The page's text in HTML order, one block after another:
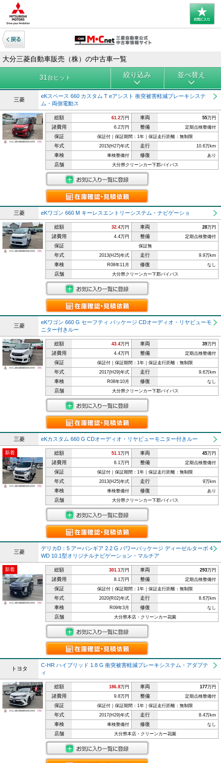
大分三菱自動車販売（株）の中古車一覧
31 台ヒット 絞り込み 並べ替え
三菱
eKスペース 660 カスタム T eアシスト 衝突被害軽減ブレーキシステ
ム・両側電動ス
総額 61.2万円 車両 55万円
諸費用 6.2万円 整備 定期点検整備付
保証 保証付｜保証期間：1年｜保証走行距離：無制限
年式 2015(H27)年式 走行 10.6万km
車検 車検整備付 修復 あり
店舗 大分県クリーンカー下郡バイパス
三菱 eKワゴン 660 M キーレスエントリーシステム・ナビゲーショ
総額 32.4万円 車両 28万円
諸費用 4.4万円 整備 定期点検整備付
保証 保証無
年式 2013(H25)年式 走行 9.9万km
車検 R08年11月 修復 なし
店舗 大分県クリーンカー下郡バイパス
三菱
eKワゴン 660 G セーフティ パッケージ CDオーディオ・リヤビューモ
ニター付きルー
総額 43.4万円 車両 39万円
諸費用 4.4万円 整備 定期点検整備付
保証 保証付｜保証期間：1年｜保証走行距離：無制限
年式 2017(H29)年式 走行 9.6万km
車検 R08年10月 修復 なし
店舗 大分県クリーンカー下郡バイパス
三菱 eKカスタム 660 G CDオーディオ・リヤビューモニター付きルー
新着 総額 51.1万円 車両 45万円
諸費用 6.1万円 整備 定期点検整備付
保証 保証付｜保証期間：1年｜保証走行距離：無制限
年式 2013(H25)年式 走行 9万km
車検 車検整備付 修復 あり
店舗 大分県クリーンカー下郡バイパス
三菱
デリカD：5 アーバンギア 2.2 G パワーパッケージ ディーゼルターボ 4
WD 10.1型オリジナルナビゲーション・マルチア
新着 総額 301.1万円 車両 293万円
諸費用 8.1万円 整備 定期点検整備付
保証 保証付｜保証期間：1年｜保証走行距離：無制限
年式 2020(R02)年式 走行 8.6万km
車検 R09年3月 修復 なし
店舗 大分県本店・クリーンカー花園
トヨタ
C-HR ハイブリッド 1.8 G 衝突被害軽減ブレーキシステム・アダプテ
ィ
総額 186.8万円 車両 177万円
諸費用 9.8万円 整備 定期点検整備付
保証 保証付｜保証期間：1年｜保証走行距離：無制限
年式 2017(H29)年式 走行 8.4万km
車検 車検整備付 修復 なし
店舗 大分県本店・クリーンカー花園